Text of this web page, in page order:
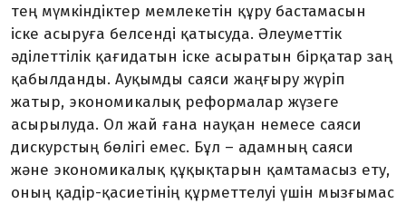
тең мүмкіндіктер мемлекетін құру бастамасын
іске асыруға белсенді қатысуда. Әлеуметтік
әділеттілік қағидатын іске асыратын бірқатар заң
қабылданды. Ауқымды саяси жаңғыру жүріп
жатыр, экономикалық реформалар жүзеге
асырылуда. Ол жай ғана науқан немесе саяси
дискурстың бөлігі емес. Бұл – адамның саяси
және экономикалық құқықтарын қамтамасыз ету,
оның қадір-қасиетінің құрметтелуі үшін мызғымас